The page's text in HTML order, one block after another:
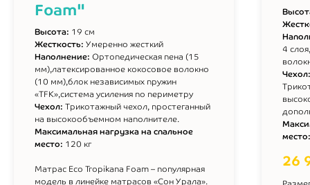
Foam"
Высота: 19 см
Жесткость: Умеренно жесткий
Наполнение: Ортопедическая пена (15
мм),латексированное кокосовое волокно
(10 мм),блок независимых пружин
«TFK»,система усиления по периметру
Чехол: Трикотажный чехол, простеганный
на высокообъемном наполнителе.
Максимальная нагрузка на спальное
место: 120 кг
Матрас Eco Tropikana Foam – популярная
модель в линейке матрасов «Сон Урала».
4
26